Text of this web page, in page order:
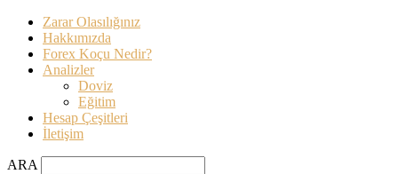
Zarar Olasılığınız
Hakkımızda
Forex Koçu Nedir?
Analizler
Doviz
Eğitim
Hesap Çeşitleri
İletişim
ARA